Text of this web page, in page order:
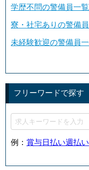
学歴不問の警備員一
寮・社宅ありの警備
未経験歓迎の警備員
フリーワードで探す
例： 賞与日払い週払い